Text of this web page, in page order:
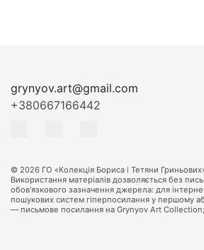
grynyov.art@gmail.com
+380667166442
© 2026 ГО «Колекція Бориса і Тетяни
Використання матеріалів дозволяється без
обов’язкового зазначення джерела: для
пошукових систем гіперпосилання у першому
— письмове посилання на Grynyov Art